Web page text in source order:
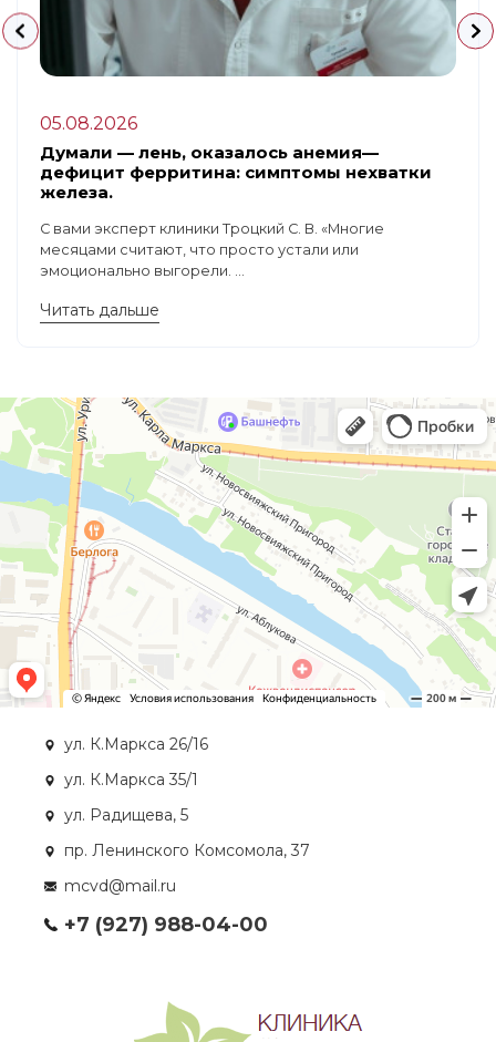
05.08.2026
Думали — лень, оказалось анемия—
дефицит ферритина: симптомы нехватки
железа.
С вами эксперт клиники Троцкий С. В. «Многие
месяцами считают, что просто устали или
эмоционально выгорели. ...
Читать дальше
ул. К.Маркса 26/16
ул. К.Маркса 35/1
ул. Радищева, 5
пр. Ленинского Комсомола, 37
mcvd@mail.ru
+7 (927) 988-04-00